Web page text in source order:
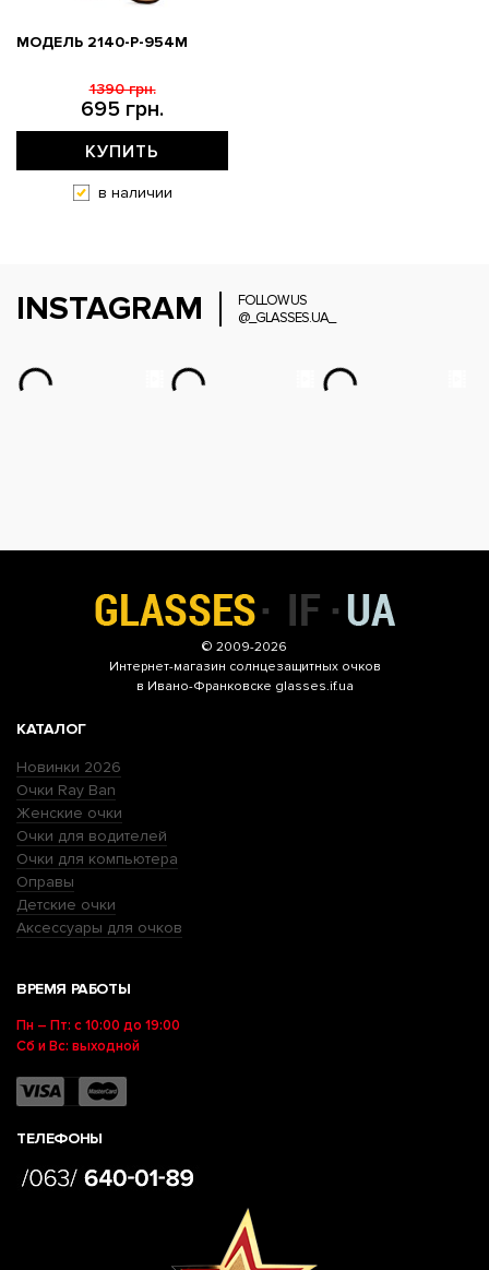
МОДЕЛЬ 2140-P-954M
695 грн.
1390 грн.
КУПИТЬ
в наличии
INSTAGRAM
FOLLOW US
@_GLASSES.UA_
© 2009-2026
Интернет-магазин солнцезащитных очков
в Ивано-Франковске glasses.if.ua
КАТАЛОГ
Новинки 2026
Очки Ray Ban
Женские очки
Очки для водителей
Очки для компьютера
Оправы
Детские очки
Аксессуары для очков
ВРЕМЯ РАБОТЫ
Пн – Пт: с 10:00 до 19:00
Сб и Вс: выходной
ТЕЛЕФОНЫ